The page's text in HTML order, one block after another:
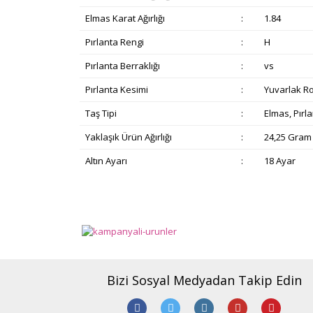
Elmas Karat Ağırlığı
:
1.84
Pırlanta Rengi
:
H
Pırlanta Berraklığı
:
vs
Pırlanta Kesimi
:
Yuvarlak
Taş Tipi
:
Elmas,
Yaklaşık Ürün Ağırlığı
:
24,25 Gram
Altın Ayarı
: 18 Ayar
Ürün açıklamasında eksik bilgiler bulunuyor.
Ürün bilgilerinde hatalar bulunuyor.
Bizi Sosyal Medyadan Takip Edin